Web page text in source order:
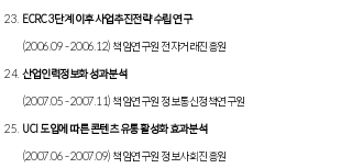
ECRC 3단계 이후 사업추진전략 수립 연구
(2006.09 - 2006.12) 책임연구원 전자거래진흥원
산업인력정보화 성과분석
(2007.05 - 2007.11) 책임연구원 정보통신정책연구원
UCI 도입에 따른 콘텐츠 유통 활성화 효과분석
(2007.06 - 2007.09) 책임연구원 정보사회진흥원